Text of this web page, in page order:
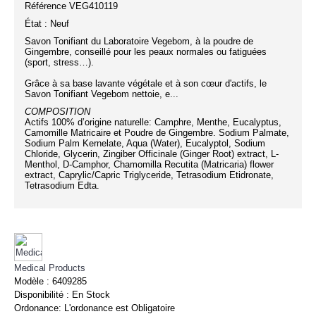
Référence VEG410119
État : Neuf
Savon Tonifiant du Laboratoire Vegebom, à la poudre de
Gingembre, conseillé pour les peaux normales ou fatiguées
(sport, stress…).
Grâce à sa base lavante végétale et à son cœur d'actifs, le
Savon Tonifiant Vegebom nettoie, e...
COMPOSITION
Actifs 100% d’origine naturelle: Camphre, Menthe, Eucalyptus,
Camomille Matricaire et Poudre de Gingembre. Sodium Palmate,
Sodium Palm Kernelate, Aqua (Water), Eucalyptol, Sodium
Chloride, Glycerin, Zingiber Officinale (Ginger Root) extract, L-
Menthol, D-Camphor, Chamomilla Recutita (Matricaria) flower
extract, Caprylic/Capric Triglyceride, Tetrasodium Etidronate,
Tetrasodium Edta.
Medical Products
Modèle : 6409285
Disponibilité : En Stock
Ordonance: L'ordonance est Obligatoire